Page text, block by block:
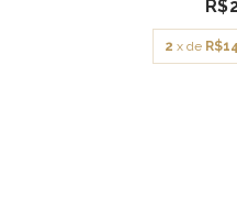
2 x de